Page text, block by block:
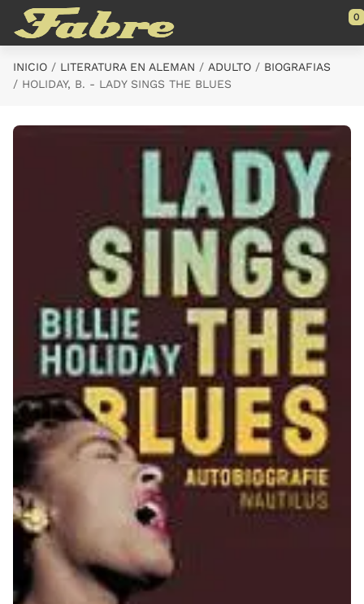
Saltar al contenido principal
0
INICIO LITERATURA EN ALEMAN ADULTO
BIOGRAFIAS
HOLIDAY, B. - LADY SINGS THE BLUES